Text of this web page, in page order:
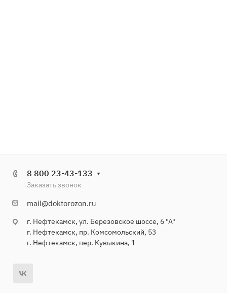
8 800 23-43-133
Заказать звонок
mail@doktorozon.ru
г. Нефтекамск, ул. Березовское шоссе, 6 "А"
г. Нефтекамск, пр. Комсомольский, 53
г. Нефтекамск, пер. Кувыкина, 1